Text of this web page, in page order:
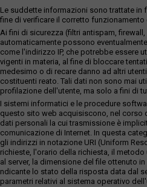
Le suddette informazioni sono trattate in
fine di verificare il corretto
Ai fini di sicurezza (filtri antispam,
automaticamente possono
come l'indirizzo IP, che potrebbe essere
vigenti in materia, al fine di bloccare
medesimo o di recare danno ad altri
costituenti reato. Tali dati non sono mai
profilazione dell'utente, ma solo a fini di
I sistemi informatici e le procedure
questo sito web acquisiscono, nel corso
dati personali la cui trasmissione è
comunicazione di Internet. In questa
gli indirizzi in notazione URI (Uniform
richieste, l'orario della richiesta, il
al server, la dimensione del file ottenuto
ndicante lo stato della risposta data dal
parametri relativi al sistema operativo